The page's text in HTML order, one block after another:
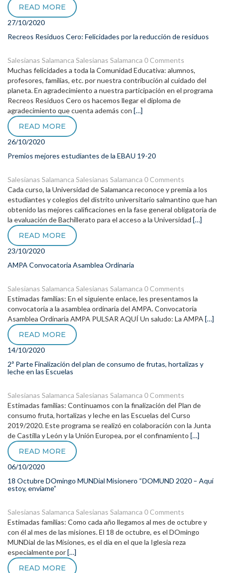
READ MORE
27/10/2020
Recreos Residuos Cero: Felicidades por la reducción de residuos
Salesianas Salamanca Salesianas Salamanca 0 Comments
Muchas felicidades a toda la Comunidad Educativa: alumnos,
profesores, familias, etc. por nuestra contribución al cuidado del
planeta. En agradecimiento a nuestra participación en el programa
Recreos Residuos Cero os hacemos llegar el diploma de
agradecimiento que cuenta además con […]
READ MORE
26/10/2020
Premios mejores estudiantes de la EBAU 19-20
Salesianas Salamanca Salesianas Salamanca 0 Comments
Cada curso, la Universidad de Salamanca reconoce y premia a los
estudiantes y colegios del distrito universitario salmantino que han
obtenido las mejores calificaciones en la fase general obligatoria de
la evaluación de Bachillerato para el acceso a la Universidad […]
READ MORE
23/10/2020
AMPA Convocatoria Asamblea Ordinaria
Salesianas Salamanca Salesianas Salamanca 0 Comments
Estimadas familias: En el siguiente enlace, les presentamos la
convocatoria a la asamblea ordinaria del AMPA. Convocatoria
Asamblea Ordinaria AMPA PULSAR AQUÍ Un saludo: La AMPA […]
READ MORE
14/10/2020
2ª Parte Finalización del plan de consumo de frutas, hortalizas y
leche en las Escuelas
Salesianas Salamanca Salesianas Salamanca 0 Comments
Estimadas familias: Continuamos con la finalización del Plan de
consumo fruta, hortalizas y leche en las Escuelas del Curso
2019/2020. Este programa se realizó en colaboración con la Junta
de Castilla y León y la Unión Europea, por el confinamiento […]
READ MORE
06/10/2020
18 Octubre DOmingo MUNDial Misionero “DOMUND 2020 – Aquí
estoy, envíame”
Salesianas Salamanca Salesianas Salamanca 0 Comments
Estimadas familias: Como cada año llegamos al mes de octubre y
con él al mes de las misiones. El 18 de octubre, es el DOmingo
MUNDial de las Misiones, es el día en el que la Iglesia reza
especialmente por[…]
READ MORE